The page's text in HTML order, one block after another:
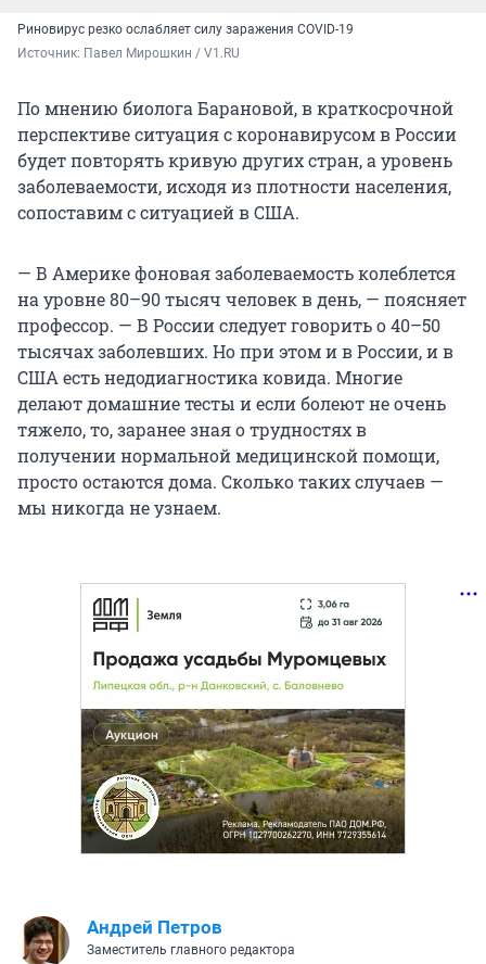
Риновирус резко ослабляет силу заражения COVID-19
Источник: Павел Мирошкин / V1.RU
По мнению биолога Барановой, в краткосрочной
перспективе ситуация с коронавирусом в России
будет повторять кривую других стран, а уровень
заболеваемости, исходя из плотности населения,
сопоставим с ситуацией в США.
— В Америке фоновая заболеваемость колеблется
на уровне 80–90 тысяч человек в день, — поясняет
профессор. — В России следует говорить о 40–50
тысячах заболевших. Но при этом и в России, и в
США есть недодиагностика ковида. Многие
делают домашние тесты и если болеют не очень
тяжело, то, заранее зная о трудностях в
получении нормальной медицинской помощи,
просто остаются дома. Сколько таких случаев —
мы никогда не узнаем.
Андрей Петров
Заместитель главного редактора